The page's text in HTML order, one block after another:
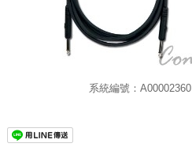
系統編號：A00002360